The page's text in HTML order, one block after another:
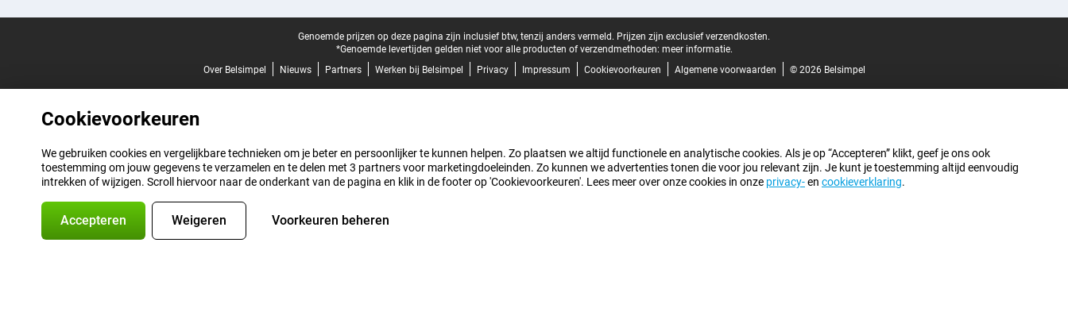
Genoemde prijzen op deze pagina zijn inclusief btw, tenzij anders vermeld. Prijzen zijn exclusief verzendkosten.
*Genoemde levertijden gelden niet voor alle producten of verzendmethoden: meer informatie.
Over Belsimpel
Nieuws Partners Werken bij Belsimpel Privacy Impressum Cookievoorkeuren Algemene voorwaarden © 2026 Belsimpel
Cookievoorkeuren
We gebruiken cookies en vergelijkbare technieken om je beter en persoonlijker te kunnen helpen. Zo plaatsen we altijd functionele en analytische cookies. Als je op “Accepteren” klikt, geef je ons ook
toestemming om jouw gegevens te verzamelen en te delen met 3 partners voor marketingdoeleinden. Zo kunnen we advertenties tonen die voor jou relevant zijn. Je kunt je toestemming altijd eenvoudig
intrekken of wijzigen. Scroll hiervoor naar de onderkant van de pagina en klik in de footer op 'Cookievoorkeuren'. Lees meer over onze cookies in onze privacy-en cookieverklaring.
Accepteren Weigeren Voorkeuren beheren